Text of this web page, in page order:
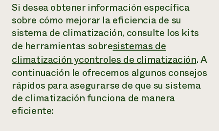
Si desea obtener información específica
sobre cómo mejorar la eficiencia de su
sistema de climatización, consulte los kits
de herramientas sobresistemas de
climatización ycontroles de climatización. A
continuación le ofrecemos algunos consejos
rápidos para asegurarse de que su sistema
de climatización funciona de manera
eficiente: